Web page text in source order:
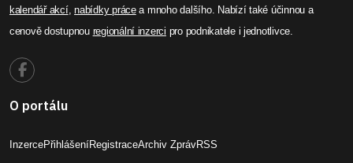
kalendář akcí,nabídky prácea mnoho dalšího. Nabízí také účinnou a
cenově dostupnou regionální inzerci pro podnikatele i jednotlivce.
O portálu
InzercePřihlášeníRegistraceArchiv ZprávRSS